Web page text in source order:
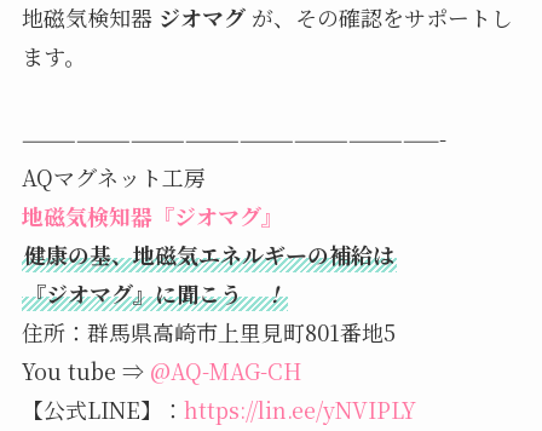
地磁気検知器 ジオマグが、その確認をサポートし
ます。
———————————————————————-
AQマグネット工房
地磁気検知器『ジオマグ』
健康の基、地磁気エネルギーの補給は
『ジオマグ』に聞こう！
住所：群馬県高崎市上里見町801番地5
You tube ⇒ @AQ-MAG-CH
【公式LINE】： https://lin.ee/yNVIPLY